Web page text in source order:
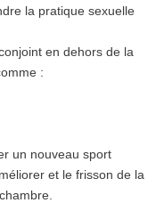
la pratique sexuelle
en dehors de la
:
un nouveau sport
et le frisson de la